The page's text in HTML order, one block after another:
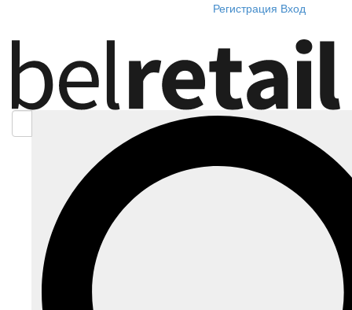
Регистрация Вход